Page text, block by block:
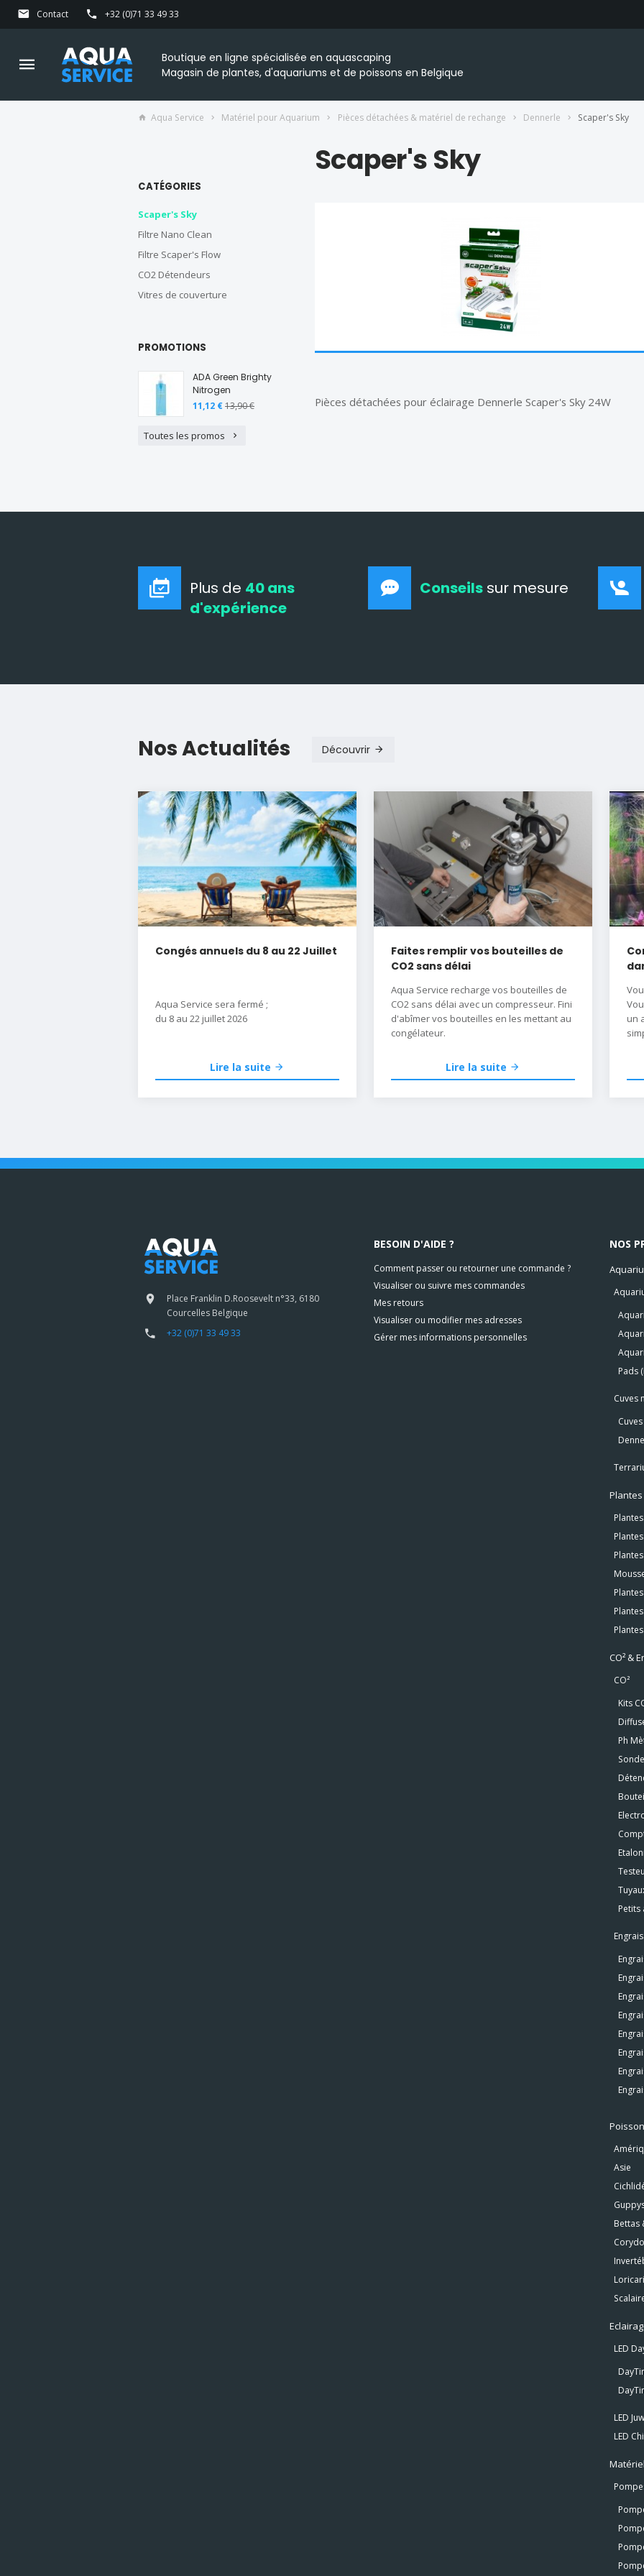
Contact +32 (0)71 33 49 33
Boutique en ligne spécialisée en aquascaping
Magasin de plantes, d'aquariums et de poissons en Belgique
Aqua Service Matériel pour Aquarium Pièces détachées & matériel de rechange Dennerle Scaper's Sky
CATÉGORIES
Scaper's Sky
Filtre Nano Clean
Filtre Scaper's Flow
CO2 Détendeurs
Vitres de couverture
PROMOTIONS
ADA Green Brighty
Nitrogen
11,12 €13,90 €
Toutes les promos
Scaper's Sky
Pièces détachées pour éclairage Dennerle Scaper's Sky 24W
Plus de 40 ans
d'expérience
Conseils sur mesure
Nos Actualités Découvrir
Congés annuels du 8 au 22 Juillet
Aqua Service sera fermé ;
du 8 au 22 juillet 2026
Lire la suite
Faites remplir vos bouteilles de
CO2 sans délai
Aqua Service recharge vos bouteilles de
CO2 sans délai avec un compresseur. Fini
d'abîmer vos bouteilles en les mettant au
congélateur.
Lire la suite
un
le
Place Franklin D.Roosevelt n°33, 6180
Courcelles Belgique
+32 (0)71 33 49 33
BESOIN D'AIDE ?
Comment passer ou retourner une commande ?
Visualiser ou suivre mes commandes
Mes retours
Visualiser ou modifier mes adresses
Gérer mes informations personnelles
NOS
Pads
Cuves
Plantes
CO² &
CO²
Kits
Ph
Petits
Engrais
Asie
Bettas
LED
LED
LED